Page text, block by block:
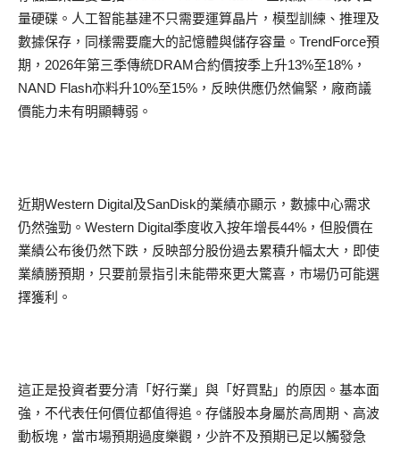
量硬碟。人工智能基建不只需要運算晶片，模型訓練、推理及
數據保存，同樣需要龐大的記憶體與儲存容量。TrendForce預
期，2026年第三季傳統DRAM合約價按季上升13%至18%，
NAND Flash亦料升10%至15%，反映供應仍然偏緊，廠商議
價能力未有明顯轉弱。
近期Western Digital及SanDisk的業績亦顯示，數據中心需求
仍然強勁。Western Digital季度收入按年增長44%，但股價在
業績公布後仍然下跌，反映部分股份過去累積升幅太大，即使
業績勝預期，只要前景指引未能帶來更大驚喜，市場仍可能選
擇獲利。
這正是投資者要分清「好行業」與「好買點」的原因。基本面
強，不代表任何價位都值得追。存儲股本身屬於高周期、高波
動板塊，當市場預期過度樂觀，少許不及預期已足以觸發急